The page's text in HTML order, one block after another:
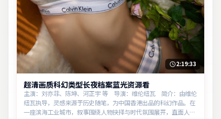
2:19:33
超清画质科幻类型长夜档案蓝光资源看
主演：刘亦菲、陈坤、河正宇 等 导演：维伦纽瓦 简介：由维伦
纽瓦执导，灵感来源于历史随笔，为中国香港出品的科幻作品。在
一座滨海工业城市，叙事围绕人物抉择与时代氛围展开，直面人性